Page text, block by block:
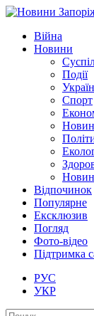
Війна
Новини
Події
Спорт
Відпочинок
Популярне
Ексклюзив
Погляд
Фото-відео
Підтримка
РУС
УКР